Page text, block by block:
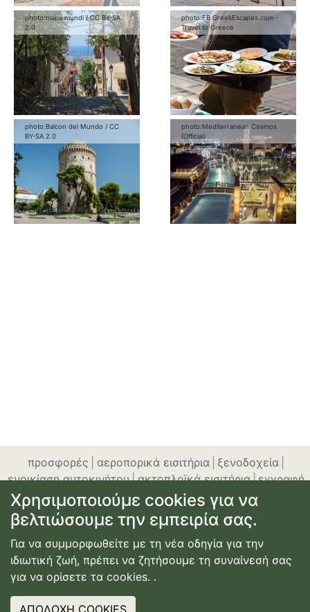
photo:mapa mundi /CC BY-SA
2.0
photo:FB GreekEscapes.com -
Travel to Greece
photo:Balcon del Mundo / CC
BY-SA 2.0
photo:Mediterranean Cosmos
(Official)
προσφορές αεροπορικά εισιτήρια ξενοδοχεία
ενοικίαση αυτοκινήτου|ακτοπλοϊκά εισιτήρια|εγγραφή
ή σύνδεση|επικοινωνία| όροι χρήσης| πολιτική
απορρήτου
© Copyright
2026
Κατασκευή Ιστοσελίδας
Webdimension
Χρησιμοποιούμε cookies για να
βελτιώσουμε την εμπειρία σας.
Για να συμμορφωθείτε με τη νέα οδηγία για την
ιδιωτική ζωή, πρέπει να ζητήσουμε τη συναίνεσή σας
για να ορίσετε τα cookies. .
ΑΠΟΔΟΧΗ COOKIES